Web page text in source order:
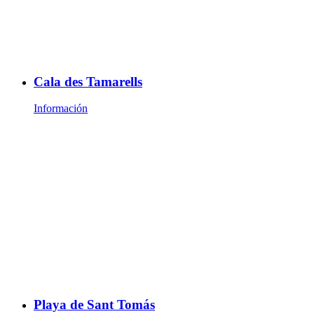
Cala des Tamarells
Información
Playa de Sant Tomás